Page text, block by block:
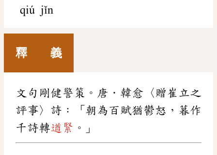
qiú jǐn
釋 義
文句剛健警策。唐．韓愈〈贈崔立之
評事〉詩：「朝為百賦猶鬱怒，暮作
千詩轉遒緊 。」